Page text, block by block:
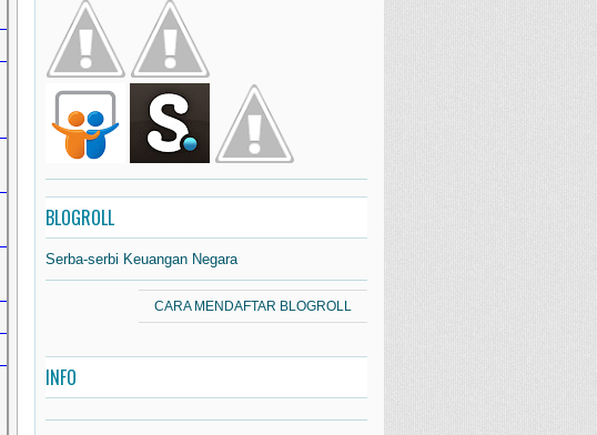
BLOGROLL
Serba-serbi Keuangan Negara
CARA MENDAFTAR BLOGROLL
INFO